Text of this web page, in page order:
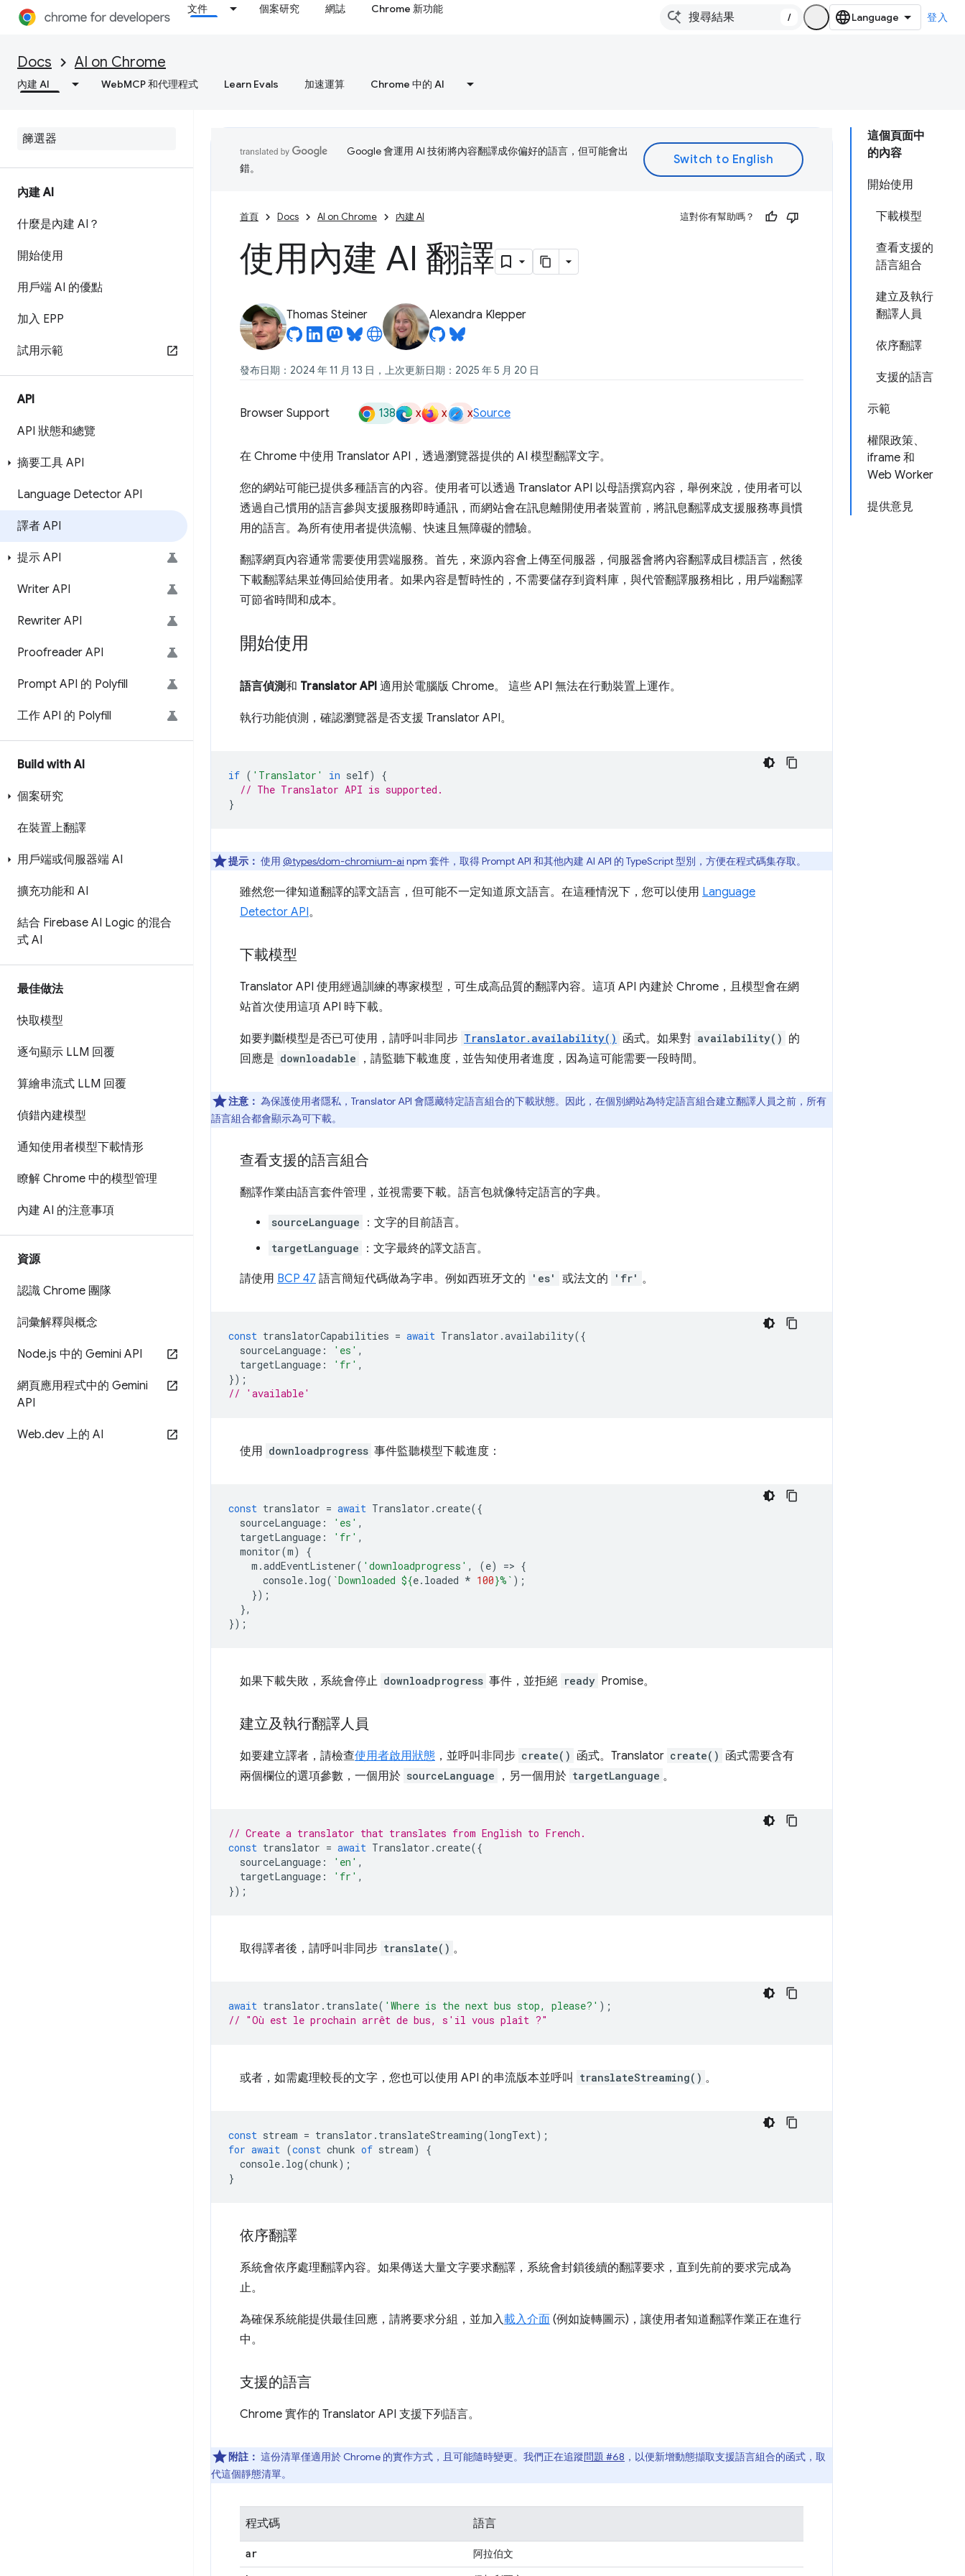
文件 個案研究 網誌 Chrome 新功能
/ 登入
Docs AI on Chrome
內建 AI WebMCP 和代理程式 Learn Evals 加速運算 Chrome 中的 AI
內建 AI
什麼是內建 AI？
開始使用
用戶端 AI 的優點
加入 EPP
試用示範
API
API 狀態和總覽
摘要工具 API
Language Detector API
譯者 API
提示 API
Writer API
Rewriter API
Proofreader API
Prompt API 的 Polyfill
工作 API 的 Polyfill
Build with AI
個案研究
在裝置上翻譯
用戶端或伺服器端 AI
擴充功能和 AI
結合 Firebase AI Logic 的混合
式 AI
最佳做法
快取模型
逐句顯示 LLM 回覆
算繪串流式 LLM 回覆
偵錯內建模型
通知使用者模型下載情形
瞭解 Chrome 中的模型管理
內建 AI 的注意事項
資源
認識 Chrome 團隊
詞彙解釋與概念
Node.js 中的 Gemini API
網頁應用程式中的 Gemini
API
Web.dev 上的 AI
這個頁面中
的內容
開始使用
下載模型
查看支援的
語言組合
建立及執行
翻譯人員
依序翻譯
支援的語言
示範
權限政策、
iframe 和
Web Worker
提供意見
Google 會運用 AI 技術將內容翻譯成你偏好的語言，但可能會出
錯。
首頁 Docs AI on Chrome 內建 AI 這對你有幫助嗎？
使用內建 AI 翻譯
Thomas Steiner Alexandra Klepper
發布日期：2024 年 11 月 13 日，上次更新日期：2025 年 5 月 20 日
Browser Support 138 x x xSource
在 Chrome 中使用 Translator API，透過瀏覽器提供的 AI 模型翻譯文字。
您的網站可能已提供多種語言的內容。使用者可以透過 Translator API 以母語撰寫內容，舉例來說，使用者可以
透過自己慣用的語言參與支援服務即時通訊，而網站會在訊息離開使用者裝置前，將訊息翻譯成支援服務專員慣
用的語言。為所有使用者提供流暢、快速且無障礙的體驗。
翻譯網頁內容通常需要使用雲端服務。首先，來源內容會上傳至伺服器，伺服器會將內容翻譯成目標語言，然後
下載翻譯結果並傳回給使用者。如果內容是暫時性的，不需要儲存到資料庫，與代管翻譯服務相比，用戶端翻譯
可節省時間和成本。
開始使用
語言偵測和 Translator API 適用於電腦版 Chrome。 這些 API 無法在行動裝置上運作。
執行功能偵測，確認瀏覽器是否支援 Translator API。
if ( 'Translator' in self)
{
// The Translator API is supported.
}
提示： 使用 @types/dom-chromium-ai npm 套件，取得 Prompt API 和其他內建 AI API 的 TypeScript 型別，方便在程式碼集存取。
雖然您一律知道翻譯的譯文語言，但可能不一定知道原文語言。在這種情況下，您可以使用 Language
Detector API。
下載模型
Translator API 使用經過訓練的專家模型，可生成高品質的翻譯內容。這項 API 內建於 Chrome，且模型會在網
站首次使用這項 API 時下載。
如要判斷模型是否已可使用，請呼叫非同步 Translator.availability() 函式。如果對 availability() 的
回應是 downloadable ，請監聽下載進度，並告知使用者進度，因為這可能需要一段時間。
注意： 為保護使用者隱私，Translator API 會隱藏特定語言組合的下載狀態。因此，在個別網站為特定語言組合建立翻譯人員之前，所有
語言組合都會顯示為可下載。
查看支援的語言組合
翻譯作業由語言套件管理，並視需要下載。語言包就像特定語言的字典。
sourceLanguage ：文字的目前語言。
targetLanguage ：文字最終的譯文語言。
請使用 BCP 47 語言簡短代碼做為字串。例如西班牙文的 'es' 或法文的 'fr' 。
const translatorCapabilities = await Translator .availability({
sourceLanguage : 'es' ,
targetLanguage : 'fr' ,
});
// 'available'
使用 downloadprogress 事件監聽模型下載進度：
const translator = await Translator .create({
sourceLanguage : 'es' ,
targetLanguage : 'fr' ,
monitor(m)
{
m .addEventListener( 'downloadprogress' , (e) => {
console. log( `Downloaded ${e. loaded * 100}%` );
});
},
});
如果下載失敗，系統會停止 downloadprogress 事件，並拒絕 ready Promise。
建立及執行翻譯人員
如要建立譯者，請檢查使用者啟用狀態 ，並呼叫非同步 create() 函式。Translator create() 函式需要含有
兩個欄位的選項參數，一個用於 sourceLanguage ，另一個用於 targetLanguage 。
// Create a translator that translates from English to French.
const translator = await Translator .create({
sourceLanguage : 'en' ,
targetLanguage : 'fr' ,
});
取得譯者後，請呼叫非同步 translate() 。
await translator . translate( 'Where is the next bus stop, please?' );
// "Où est le prochain arrêt de bus, s'il vous plaît ?"
或者，如需處理較長的文字，您也可以使用 API 的串流版本並呼叫 translateStreaming() 。
const stream = translator . translateStreaming(longText);
for await (const chunk of stream)
{
console. log(chunk);
}
依序翻譯
系統會依序處理翻譯內容。如果傳送大量文字要求翻譯，系統會封鎖後續的翻譯要求，直到先前的要求完成為
止。
為確保系統能提供最佳回應，請將要求分組，並加入載入介面 (例如旋轉圖示)，讓使用者知道翻譯作業正在進行
中。
支援的語言
Chrome 實作的 Translator API 支援下列語言。
附註： 這份清單僅適用於 Chrome 的實作方式，且可能隨時變更。我們正在追蹤問題 #68 ，以便新增動態擷取支援語言組合的函式，取
代這個靜態清單。
程式碼 語言
ar 阿拉伯文